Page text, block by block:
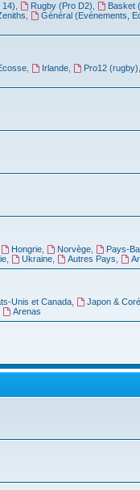
14) Rugby (Pro D2)
Basket
Général (Evénements,
Irlande Pro12 (rugby)
Hongrie, Norvège, Pays-
Ukraine, Autres Pays
Unis et Canada,
Japon &
Arenas